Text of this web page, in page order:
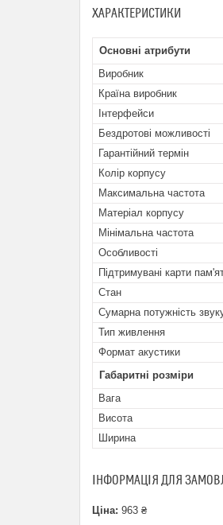
ХАРАКТЕРИСТИКИ
Основні атрибути
Виробник
Країна виробник
Інтерфейси
Бездротові можливості
Гарантійний термін
Колір корпусу
Максимальна частота
Матеріал корпусу
Мінімальна частота
Особливості
Підтримувані карти
Стан
Сумарна потужність
Тип живлення
Формат акустики
Габаритні розміри
Вага
Висота
Ширина
ІНФОРМАЦІЯ ДЛЯ
Ціна: 963 ₴